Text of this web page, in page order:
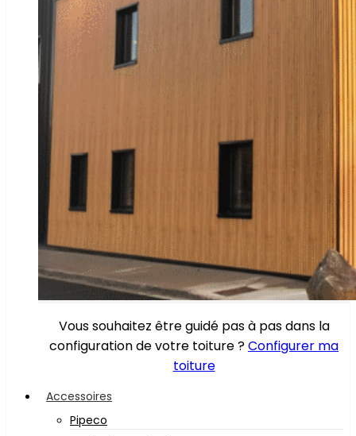
Vous souhaitez être guidé pas à pas dans la
configuration de votre toiture ?Configurer ma
toiture
Accessoires
Pipeco